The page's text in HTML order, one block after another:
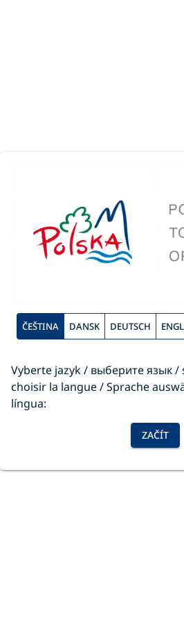
ČEŠTINA DANSK DEUTSCH
Vyberte jazyk / выберите язык
choisir la langue / Sprache
língua:
ZAČÍT